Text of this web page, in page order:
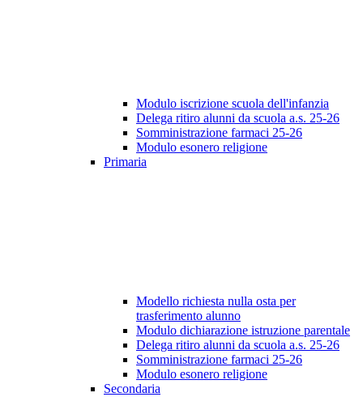
Modulo iscrizione scuola dell'infanzia
Delega ritiro alunni da scuola a.s. 25-26
Somministrazione farmaci 25-26
Modulo esonero religione
Primaria
Modello richiesta nulla osta per
trasferimento alunno
Modulo dichiarazione istruzione parentale
Delega ritiro alunni da scuola a.s. 25-26
Somministrazione farmaci 25-26
Modulo esonero religione
Secondaria